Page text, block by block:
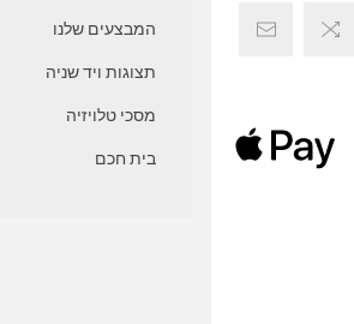
המבצעים שלנו
תצוגות ויד שניה
מסכי טלויזיה
בית חכם